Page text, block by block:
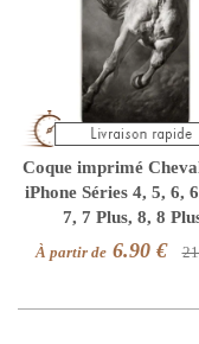
Coque imprimé
iPhone Séries 4, 5, 6,
7, 7 Plus, 8, 8
À partir de6.90 €